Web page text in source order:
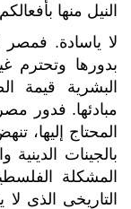
النيل منها
لا ياسادة. فمصر
بدورها وتحترم
البشرية قيمة
مبادئها. فدور
المحتاج إليها،
بالجينات
المشكلة
التاريخى الذى